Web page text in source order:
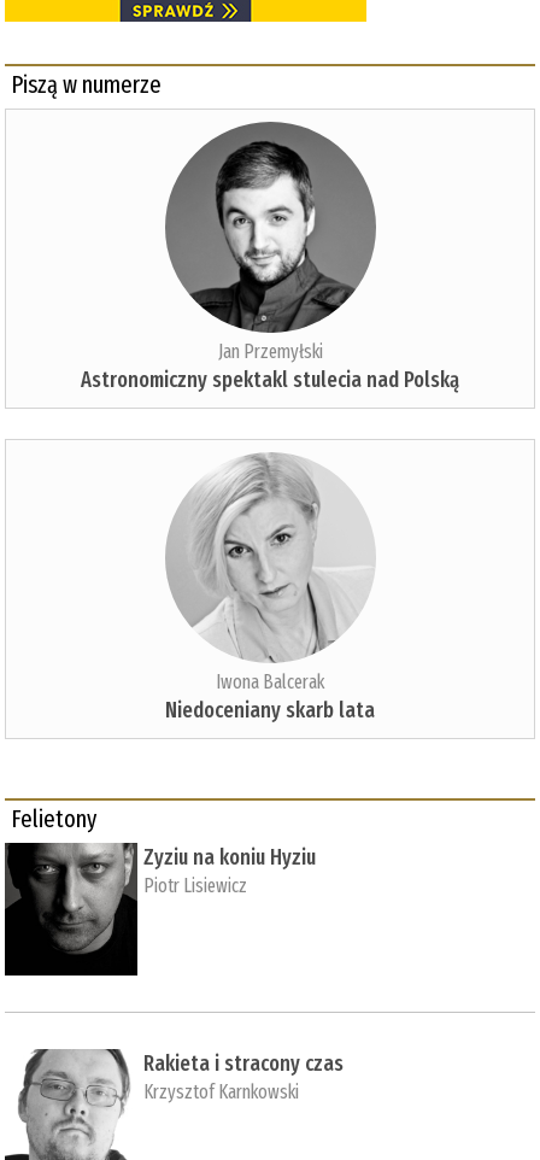
Piszą w numerze
Jan Przemyłski
Astronomiczny spektakl stulecia nad Polską
Iwona Balcerak
Niedoceniany skarb lata
Felietony
Zyziu na koniu Hyziu
Piotr Lisiewicz
Rakieta i stracony czas
Krzysztof Karnkowski